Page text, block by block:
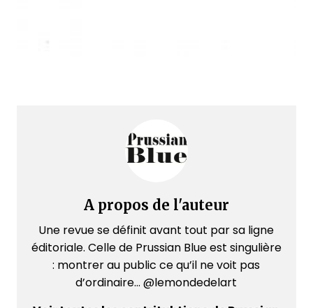
A propos de l'auteur
Une revue se définit avant tout par sa ligne
éditoriale. Celle de Prussian Blue est singulière
: montrer au public ce qu’il ne voit pas
d’ordinaire... @lemondedelart